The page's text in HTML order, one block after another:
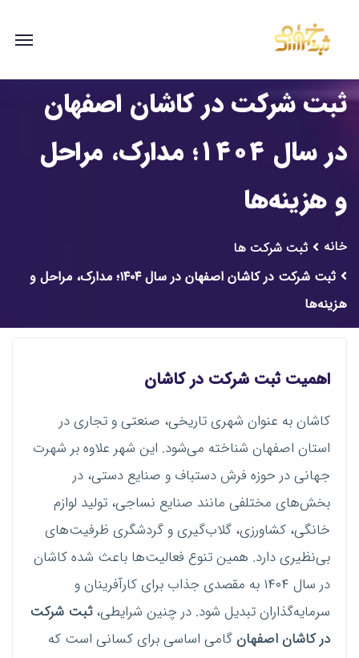
ثبت شرکت در کاشان اصفهان
در سال ۱۴۰۴؛ مدارک، مراحل
و هزینه‌ها
خانه
ثبت شرکت ها
ثبت شرکت در کاشان اصفهان در سال ۱۴۰۴؛ مدارک، مراحل و
هزینه‌ها
اهمیت ثبت شرکت در کاشان
کاشان به عنوان شهری تاریخی، صنعتی و تجاری در
استان اصفهان شناخته می‌شود. این شهر علاوه بر شهرت
جهانی در حوزه فرش دستباف و صنایع دستی، در
بخش‌های مختلفی مانند صنایع نساجی، تولید لوازم
خانگی، کشاورزی، گلاب‌گیری و گردشگری ظرفیت‌های
بی‌نظیری دارد. همین تنوع فعالیت‌ها باعث شده کاشان
در سال ۱۴۰۴ به مقصدی جذاب برای کارآفرینان و
سرمایه‌گذاران تبدیل شود. در چنین شرایطی،ثبت شرکت
در کاشان اصفهانگامی اساسی برای کسانی است که